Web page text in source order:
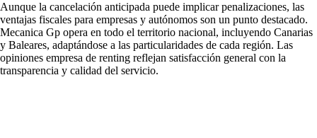
Aunque la cancelación anticipada puede implicar penalizaciones, las
ventajas fiscales para empresas y autónomos son un punto destacado.
Mecanica Gp opera en todo el territorio nacional, incluyendo Canarias
y Baleares, adaptándose a las particularidades de cada región. Las
opiniones empresa de renting reflejan satisfacción general con la
transparencia y calidad del servicio.